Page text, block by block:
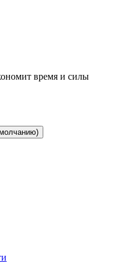
время и силы